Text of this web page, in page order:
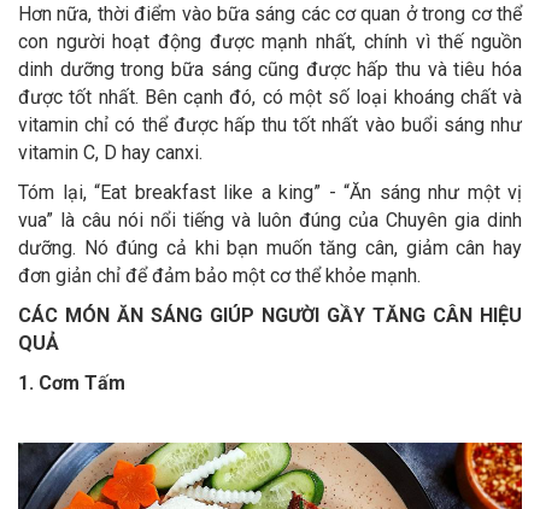
Hơn nữa, thời điểm vào bữa sáng các cơ quan ở trong cơ thể
con người hoạt động được mạnh nhất, chính vì thế nguồn
dinh dưỡng trong bữa sáng cũng được hấp thu và tiêu hóa
được tốt nhất. Bên cạnh đó, có một số loại khoáng chất và
vitamin chỉ có thể được hấp thu tốt nhất vào buổi sáng như
vitamin C, D hay canxi.
Tóm lại, “Eat breakfast like a king” - “Ăn sáng như một vị
vua” là câu nói nổi tiếng và luôn đúng của Chuyên gia dinh
dưỡng. Nó đúng cả khi bạn muốn tăng cân, giảm cân hay
đơn giản chỉ để đảm bảo một cơ thể khỏe mạnh.
CÁC MÓN ĂN SÁNG GIÚP NGƯỜI GẦY TĂNG CÂN HIỆU
QUẢ
1. Cơm Tấm